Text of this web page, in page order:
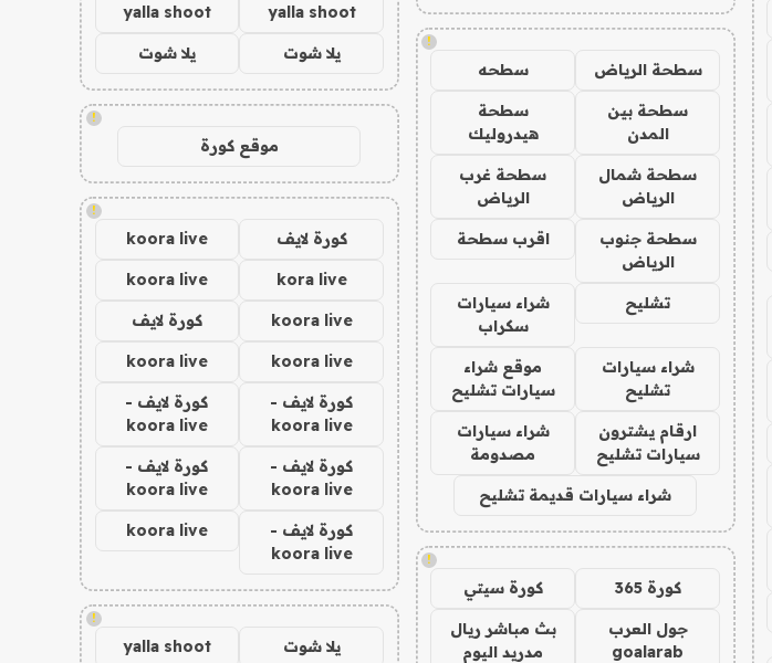
!
سطحة الرياض سطحه
سطحة بين
المدن
سطحة
هيدروليك
سطحة شمال
الرياض
سطحة غرب
الرياض
سطحة جنوب
الرياض
اقرب سطحة
تشليح
شراء سيارات
سكراب
شراء سيارات
تشليح
موقع شراء
سيارات تشليح
ارقام يشترون
سيارات تشليح
شراء سيارات
مصدومة
شراء سيارات قديمة تشليح
!
كورة 365 كورة سيتي
جول العرب
goalarab
بث مباشر ريال
مدريد اليوم
yalla shoot
yalla shoot
يلا شوت يلا شوت
!
موقع كورة
!
كورة لايف koora live
kora live
koora live
koora live كورة لايف
koora live
koora live
كورة لايف -
koora live
كورة لايف -
koora live
كورة لايف -
koora live
كورة لايف -
koora live
كورة لايف -
koora live
koora live
!
يلا شوت yalla shoot